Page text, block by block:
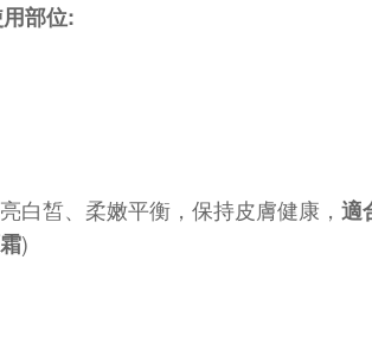
部位:
白皙、柔嫩平衡，保持皮膚健康， 適
)